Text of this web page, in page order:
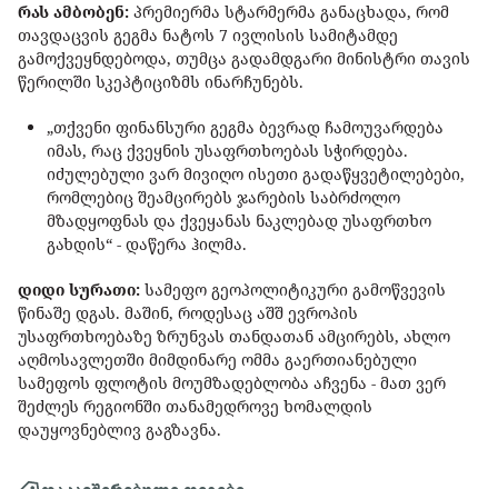
რას ამბობენ: პრემიერმა სტარმერმა განაცხადა, რომ
თავდაცვის გეგმა ნატოს 7 ივლისის სამიტამდე
გამოქვეყნდებოდა, თუმცა გადამდგარი მინისტრი თავის
წერილში სკეპტიციზმს ინარჩუნებს.
„თქვენი ფინანსური გეგმა ბევრად ჩამოუვარდება
იმას, რაც ქვეყნის უსაფრთხოებას სჭირდება.
იძულებული ვარ მივიღო ისეთი გადაწყვეტილებები,
რომლებიც შეამცირებს ჯარების საბრძოლო
მზადყოფნას და ქვეყანას ნაკლებად უსაფრთხო
გახდის“ - დაწერა ჰილმა.
დიდი სურათი: სამეფო გეოპოლიტიკური გამოწვევის
წინაშე დგას. მაშინ, როდესაც აშშ ევროპის
უსაფრთხოებაზე ზრუნვას თანდათან ამცირებს, ახლო
აღმოსავლეთში მიმდინარე ომმა გაერთიანებული
სამეფოს ფლოტის მოუმზადებლობა აჩვენა - მათ ვერ
შეძლეს რეგიონში თანამედროვე ხომალდის
დაუყოვნებლივ გაგზავნა.